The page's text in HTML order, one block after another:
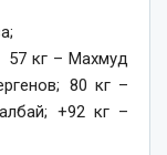
кг – Махмуд
80 кг –
+92 кг –